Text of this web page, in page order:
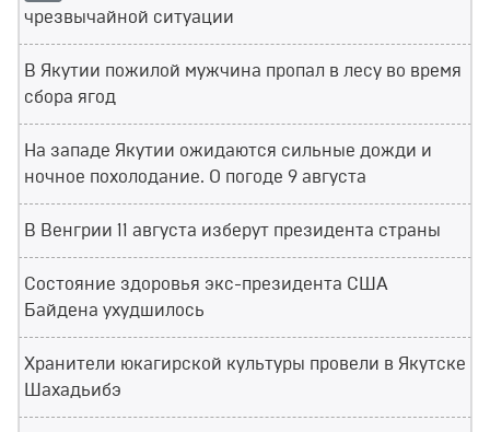
чрезвычайной ситуации
В Якутии пожилой мужчина пропал в лесу во время
сбора ягод
На западе Якутии ожидаются сильные дожди и
ночное похолодание. О погоде 9 августа
В Венгрии 11 августа изберут президента страны
Состояние здоровья экс-президента США
Байдена ухудшилось
Хранители юкагирской культуры провели в Якутске
Шахадьибэ